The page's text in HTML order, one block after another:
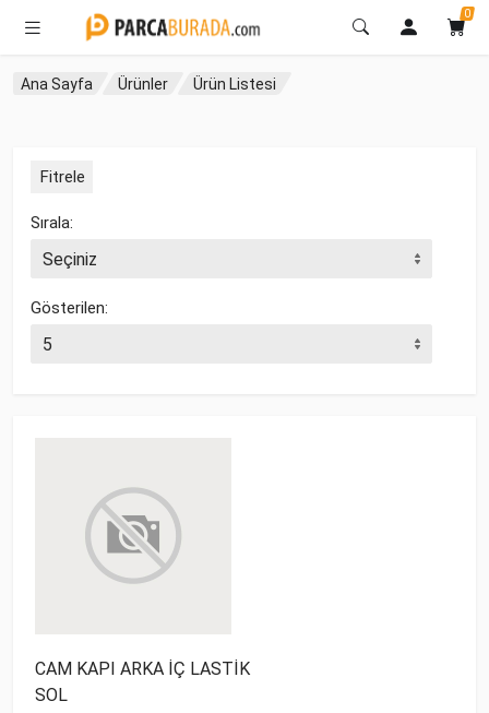
0
Ana Sayfa Ürünler Ürün Listesi
Fitrele
Sırala:
Gösterilen:
CAM KAPI ARKA İÇ LASTİK
SOL